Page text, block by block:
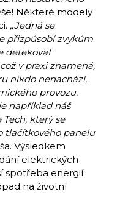
Některé modely
„Jedná se
přizpůsobí zvykům
detekovat
v praxi znamená,
nikdo nenachází,
provozu.
například náš
který se
tlačítkového panelu
Výsledkem
elektrických
spotřeba energií
na životní